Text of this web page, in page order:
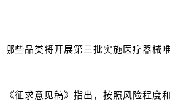
哪些品类将开展第三批实施医疗器械
《征求意见稿》指出，按照风险程度